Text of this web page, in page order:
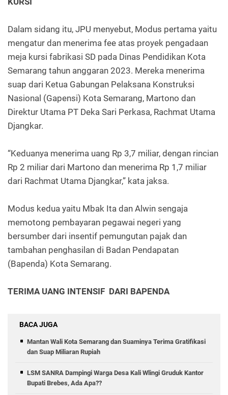
Dalam sidang itu, JPU menyebut, Modus pertama yaitu
mengatur dan menerima fee atas proyek pengadaan
meja kursi fabrikasi SD pada Dinas Pendidikan Kota
Semarang tahun anggaran 2023. Mereka menerima
suap dari Ketua Gabungan Pelaksana Konstruksi
Nasional (Gapensi) Kota Semarang, Martono dan
Direktur Utama PT Deka Sari Perkasa, Rachmat Utama
Djangkar.
“Keduanya menerima uang Rp 3,7 miliar, dengan rincian
Rp 2 miliar dari Martono dan menerima Rp 1,7 miliar
dari Rachmat Utama Djangkar,” kata jaksa.
Modus kedua yaitu Mbak Ita dan Alwin sengaja
memotong pembayaran pegawai negeri yang
bersumber dari insentif pemungutan pajak dan
tambahan penghasilan di Badan Pendapatan
(Bapenda) Kota Semarang.
TERIMA UANG INTENSIF DARI BAPENDA
BACA JUGA
Mantan Wali Kota Semarang dan Suaminya Terima Gratifikasi
dan Suap Miliaran Rupiah
LSM SANRA Dampingi Warga Desa Kali Wlingi Gruduk Kantor
Bupati Brebes, Ada Apa??